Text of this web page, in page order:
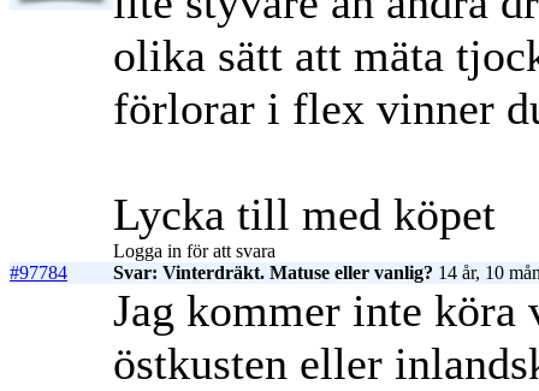
olika sätt att mäta
förlorar i flex vinner
Lycka till med köpet
Logga in för att svara
#97784
Svar: Vinterdräkt. Matuse eller vanlig? 14 år, 10
Jag kommer inte
östkusten eller